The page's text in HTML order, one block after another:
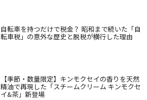
自転車を持つだけで税金？ 昭和まで続いた「自
転車税」の意外な歴史と脱税が横行した理由
【季節・数量限定】キンモクセイの香りを天然
精油で再現した「スチームクリーム キンモクセ
イ&茶」新登場